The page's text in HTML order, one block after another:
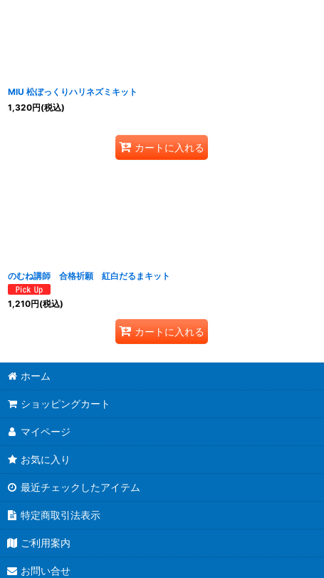
MIU 松ぼっくりハリネズミキット
1,320円(税込)
カートに入れる
のむね講師 合格祈願 紅白だるまキット
1,210円(税込)
カートに入れる
ホーム
ショッピングカート
マイページ
お気に入り
最近チェックしたアイテム
特定商取引法表示
ご利用案内
お問い合せ